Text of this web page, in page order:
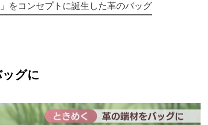
をコンセプトに誕生した革のバッグ
グに